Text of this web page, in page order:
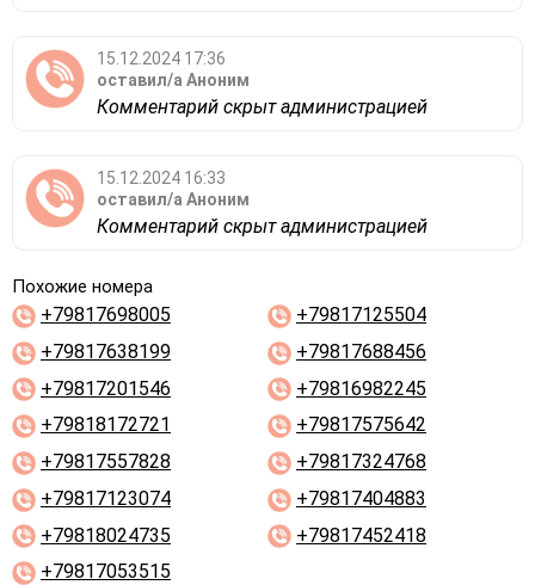
15.12.2024 17:36
оставил/а Аноним
Комментарий скрыт администрацией
15.12.2024 16:33
оставил/а Аноним
Комментарий скрыт администрацией
Похожие номера
+79817698005
+79817125504
+79817638199
+79817688456
+79817201546
+79816982245
+79818172721
+79817575642
+79817557828
+79817324768
+79817123074
+79817404883
+79818024735
+79817452418
+79817053515